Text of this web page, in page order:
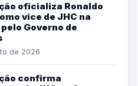
oficializa Ronaldo
vice de JHC na
Governo de
de 2026
confirma